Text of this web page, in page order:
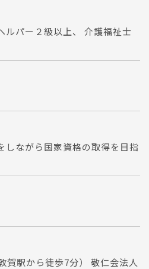
ルパー２級以上、 介護福祉士
しながら国家資格の取得を目指
賀駅から徒歩7分） 敬仁会法人